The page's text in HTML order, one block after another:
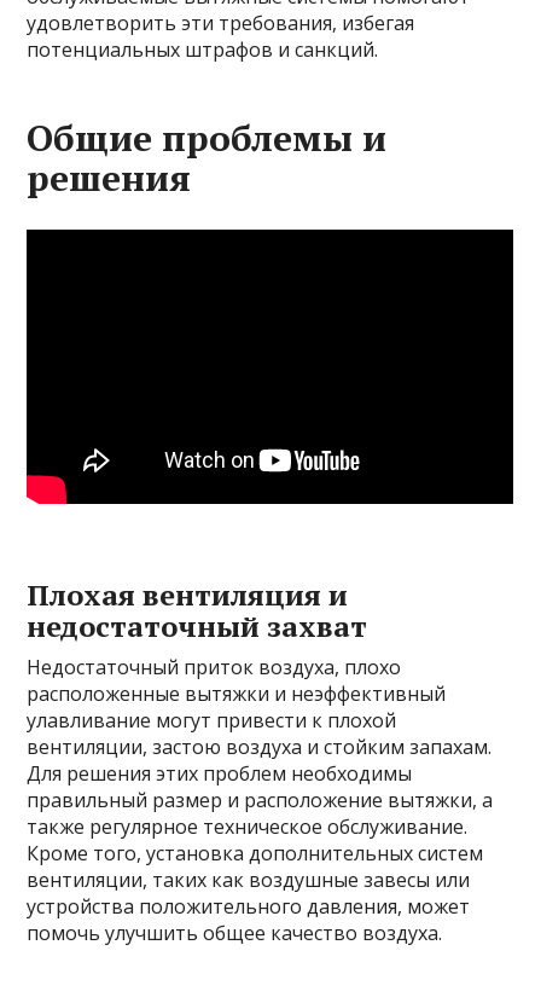
удовлетворить эти требования, избегая
потенциальных штрафов и санкций.
Общие проблемы и
решения
Плохая вентиляция и
недостаточный захват
Недостаточный приток воздуха, плохо
расположенные вытяжки и неэффективный
улавливание могут привести к плохой
вентиляции, застою воздуха и стойким запахам.
Для решения этих проблем необходимы
правильный размер и расположение вытяжки, а
также регулярное техническое обслуживание.
Кроме того, установка дополнительных систем
вентиляции, таких как воздушные завесы или
устройства положительного давления, может
помочь улучшить общее качество воздуха.